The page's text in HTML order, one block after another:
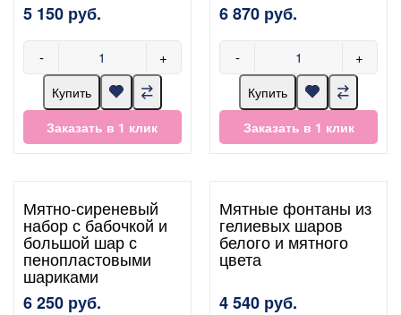
5 150 руб.
- +
Купить
Заказать в 1 клик
6 870 руб.
- +
Купить
Заказать в 1 клик
Мятно-сиреневый
набор с бабочкой и
большой шар с
пенопластовыми
шариками
6 250 руб.
Мятные фонтаны из
гелиевых шаров
белого и мятного
цвета
4 540 руб.